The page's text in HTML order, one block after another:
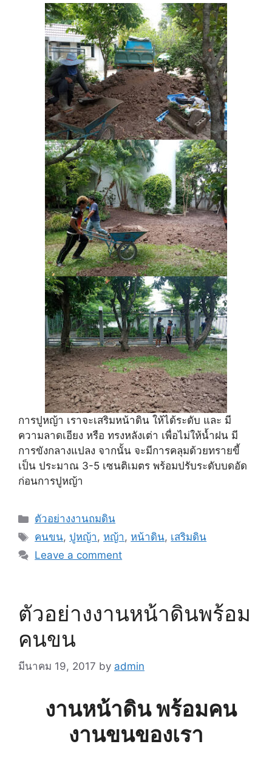
การปูหญ้า เราจะเสริมหน้าดิน ให้ได้ระดับ และ มี
ความลาดเอียง หรือ ทรงหลังเต่า เพื่อไม่ให้น้ำฝน มี
การขังกลางแปลง จากนั้น จะมีการคลุมด้วยทรายขี้
เป็น ประมาณ 3-5 เซนติเมตร พร้อมปรับระดับบดอัด
ก่อนการปูหญ้า
Categories
ตัวอย่างงานถมดิน
Tags
คนขน,ปูหญ้า, หญ้า, หน้าดิน, เสริมดิน
Leave a comment
ตัวอย่างงานหน้าดินพร้อม
คนขน
มีนาคม 19, 2017 by admin
งานหน้าดิน พร้อมคน
งานขนของเรา